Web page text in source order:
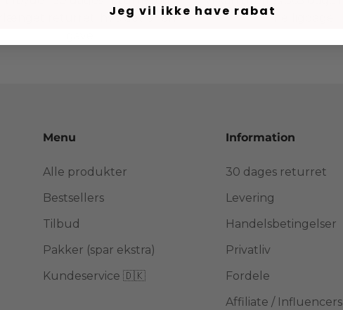
returret, hvis det er en
helligdage.
Menu
Alle produkter
Bestsellers
Tilbud
Pakker (spar ekstra)
Kundeservice 🇩🇰
Information
30 dages returret
Levering
Handelsbetingelser
Privatliv
Fordele
Affiliate / Influencers
Jeg vil ikke have rabat